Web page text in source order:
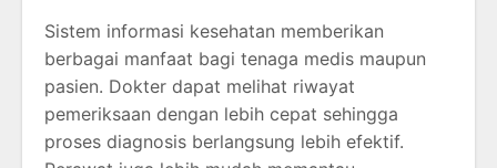
Sistem informasi kesehatan memberikan
berbagai manfaat bagi tenaga medis maupun
pasien. Dokter dapat melihat riwayat
pemeriksaan dengan lebih cepat sehingga
proses diagnosis berlangsung lebih efektif.